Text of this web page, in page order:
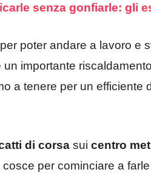
senza gonfiarle: gli
poter andare a lavoro e
importante
a tenere per un efficiente
di corsa sui centro
per cominciare a